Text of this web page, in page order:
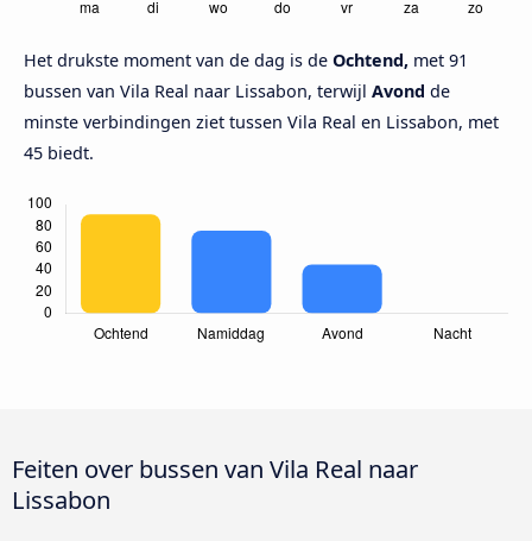
Het drukste moment van de dag is de Ochtend, met 91
bussen van Vila Real naar Lissabon, terwijl Avond de
minste verbindingen ziet tussen Vila Real en Lissabon, met
45 biedt.
Feiten over bussen van Vila Real naar
Lissabon